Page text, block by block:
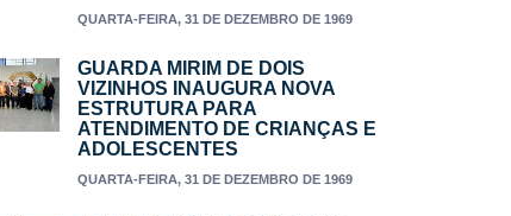
QUARTA-FEIRA, 31 DE DEZEMBRO DE 1969
GUARDA MIRIM DE DOIS
VIZINHOS INAUGURA NOVA
ESTRUTURA PARA
ATENDIMENTO DE CRIANÇAS E
ADOLESCENTES
QUARTA-FEIRA, 31 DE DEZEMBRO DE 1969